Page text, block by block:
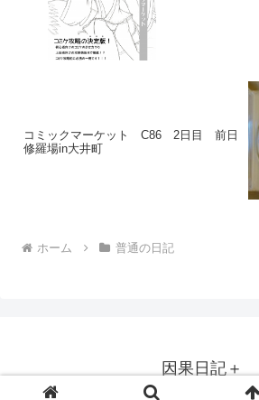
コミックマーケット C86 2日目 前日
修羅場in大井町
ホーム 普通の日記
因果日記＋
© 2011 因果日記＋.